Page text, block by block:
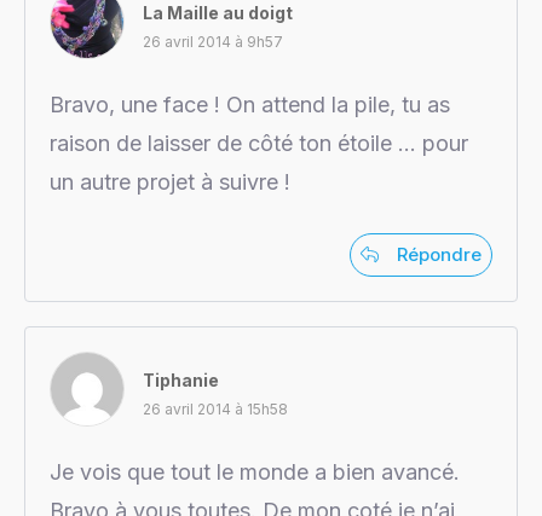
La Maille au doigt
26 avril 2014 à 9h57
Bravo, une face ! On attend la pile, tu as
raison de laisser de côté ton étoile … pour
un autre projet à suivre !
Répondre
Tiphanie
26 avril 2014 à 15h58
Je vois que tout le monde a bien avancé.
Bravo à vous toutes. De mon coté je n’ai